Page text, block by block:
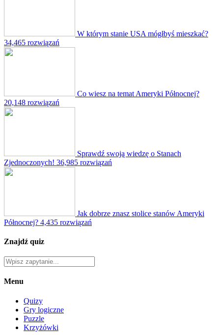
W którym stanie USA mógłbyś mieszkać?
34,465 rozwiązań
Co wiesz na temat Ameryki Północnej?
20,148 rozwiązań
Sprawdź swoją wiedzę o Stanach
Zjednoczonych! 36,985 rozwiązań
Jak dobrze znasz stolice stanów Ameryki
Północnej? 4,435 rozwiązań
Znajdź quiz
Menu
Quizy
Gry logiczne
Puzzle
Krzyżówki